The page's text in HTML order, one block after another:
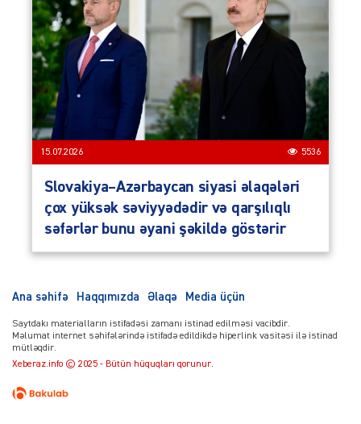
15.07.2026 5536
Slovakiya–Azərbaycan siyasi əlaqələri
çox yüksək səviyyədədir və qarşılıqlı
səfərlər bunu əyani şəkildə göstərir
Ana səhifə Haqqımızda Əlaqə Media üçün
Saytdakı materialların istifadəsi zamanı istinad edilməsi vacibdir.
Məlumat internet səhifələrində istifadə edildikdə hiperlink vasitəsi ilə istinad
mütləqdir.
Xeberaz.info © 2025 - Bütün hüquqları qorunur.